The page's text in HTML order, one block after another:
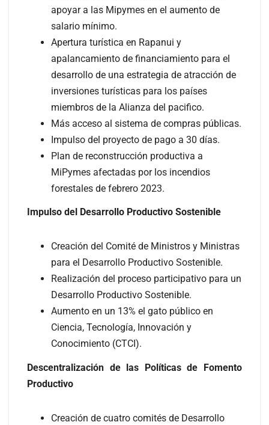
apoyar a las Mipymes en el aumento de
salario mínimo.
Apertura turística en Rapanui y
apalancamiento de financiamiento para el
desarrollo de una estrategia de atracción de
inversiones turísticas para los países
miembros de la Alianza del pacifico.
Más acceso al sistema de compras públicas.
Impulso del proyecto de pago a 30 días.
Plan de reconstrucción productiva a
MiPymes afectadas por los incendios
forestales de febrero 2023.
Impulso del Desarrollo Productivo Sostenible
Creación del Comité de Ministros y Ministras
para el Desarrollo Productivo Sostenible.
Realización del proceso participativo para un
Desarrollo Productivo Sostenible.
Aumento en un 13% el gato público en
Ciencia, Tecnología, Innovación y
Conocimiento (CTCI).
Descentralización de las Políticas de Fomento
Productivo
Creación de cuatro comités de Desarrollo